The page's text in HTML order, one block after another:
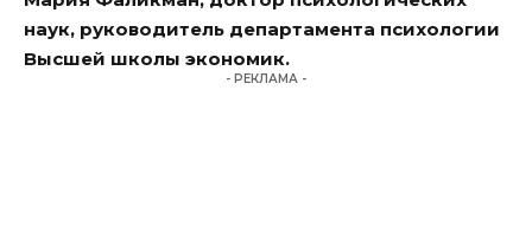
наук, руководитель департамента психологии
Высшей школы экономик.
- РЕКЛАМА -